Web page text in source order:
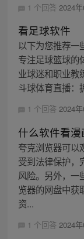
1 个回答 2024
看足球软件
以下为您推荐一
专注足球篮球的
业球迷和职业教
斗球体育直播：
1 个回答 2024
什么软件看
夸克浏览器可以
受到法律保护，
风险。另外，一
览器的网盘中获
资...
1 个回答 2024